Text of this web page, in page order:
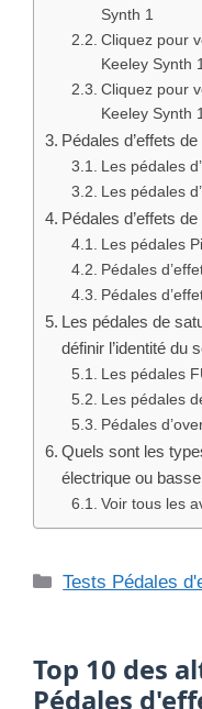
Synth 1
Cliquez pour
Keeley Synth
Cliquez pour
Keeley Synth
Pédales d’effets
Les pédales
Les pédales
Pédales d’effets
Les pédales
Pédales
Pédales
Les pédales de
définir l’identité du
Les pédales
Les pédales
Pédales
Quels sont les
électrique ou
Voir tous les
Catégories
Tests Pédales
Top 10 des
Pédales